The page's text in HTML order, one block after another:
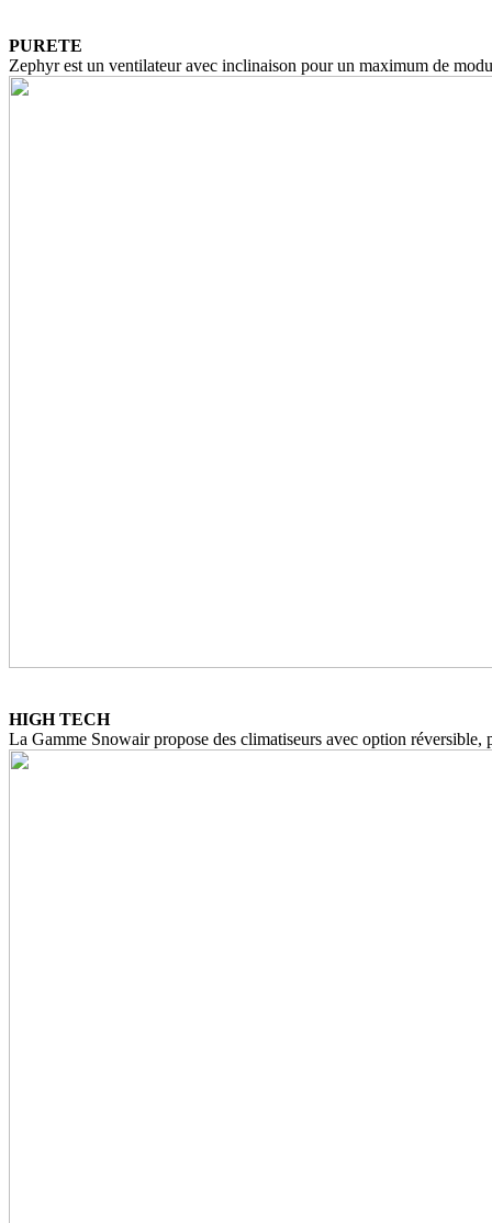
PURETE
Zephyr est un ventilateur avec inclinaison pour un maximum de
HIGH TECH
La Gamme Snowair propose des climatiseurs avec option